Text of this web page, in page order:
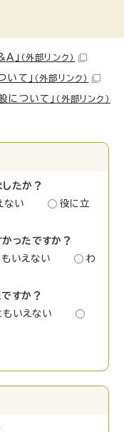
」 （外部リンク）
いて」 （外部リンク）
について」 （外部リンク）
したか？
ない
役に立
ったですか？
もいえない
わ
すか？
もいえない